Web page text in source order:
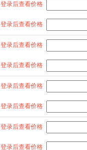
登录后查看价格
登录后查看价格
登录后查看价格
登录后查看价格
登录后查看价格
登录后查看价格
登录后查看价格
登录后查看价格